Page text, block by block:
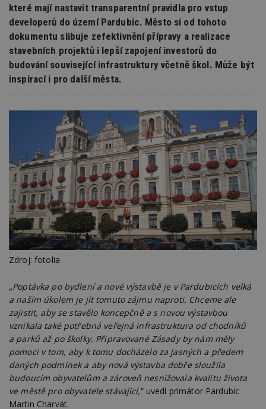
které mají nastavit transparentní pravidla pro vstup
developerů do území Pardubic. Město si od tohoto
dokumentu slibuje zefektivnění přípravy a realizace
stavebních projektů i lepší zapojení investorů do
budování související infrastruktury včetně škol. Může být
inspirací i pro další města.
Zdroj: fotolia
„Poptávka po bydlení a nové výstavbě je v Pardubicích velká
a naším úkolem je jít tomuto zájmu naproti. Chceme ale
zajistit, aby se stavělo koncepčně a s novou výstavbou
vznikala také potřebná veřejná infrastruktura od chodníků
a parků až po školky. Připravované Zásady by nám měly
pomoci v tom, aby k tomu docházelo za jasných a předem
daných podmínek a aby nová výstavba dobře sloužila
budoucím obyvatelům a zároveň nesnižovala kvalitu života
ve městě pro obyvatele stávající,“ uvedl primátor Pardubic
Martin Charvát.